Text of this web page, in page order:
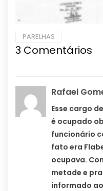
PARELHAS
3 Comentários
Rafael
Esse cargo
é ocupado
funcionário
fato era
ocupava.
metade e
informado